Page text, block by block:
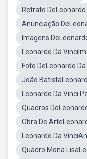
Retrato DeLeonardo
Anunciação
Imagens
Leonardo Da
Foto DeLeonardo Da
João
Leonardo Da Vinci
Quadros
Obra De
Leonardo Da
Quadro Mona